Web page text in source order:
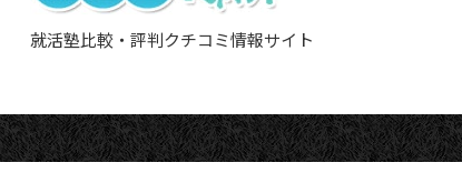
就活塾比較・評判クチコミ情報サイト